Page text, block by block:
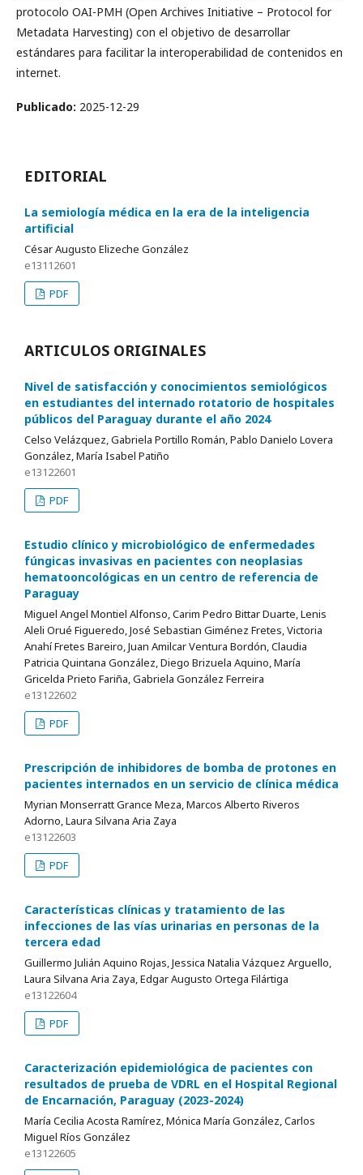
protocolo OAI-PMH (Open Archives Initiative – Protocol for
Metadata Harvesting) con el objetivo de desarrollar
estándares para facilitar la interoperabilidad de contenidos en
internet.
Publicado: 2025-12-29
EDITORIAL
La semiología médica en la era de la inteligencia
artificial
César Augusto Elizeche González
e13112601
PDF
ARTICULOS ORIGINALES
Nivel de satisfacción y conocimientos semiológicos
en estudiantes del internado rotatorio de hospitales
públicos del Paraguay durante el año 2024
Celso Velázquez, Gabriela Portillo Román, Pablo Danielo Lovera
González, María Isabel Patiño
e13122601
PDF
Estudio clínico y microbiológico de enfermedades
fúngicas invasivas en pacientes con neoplasias
hematooncológicas en un centro de referencia de
Paraguay
Miguel Angel Montiel Alfonso, Carim Pedro Bittar Duarte, Lenis
Aleli Orué Figueredo, José Sebastian Giménez Fretes, Victoria
Anahí Fretes Bareiro, Juan Amilcar Ventura Bordón, Claudia
Patricia Quintana González, Diego Brizuela Aquino, María
Gricelda Prieto Fariña, Gabriela González Ferreira
e13122602
PDF
Prescripción de inhibidores de bomba de protones en
pacientes internados en un servicio de clínica médica
Myrian Monserratt Grance Meza, Marcos Alberto Riveros
Adorno, Laura Silvana Aria Zaya
e13122603
PDF
Características clínicas y tratamiento de las
infecciones de las vías urinarias en personas de la
tercera edad
Guillermo Julián Aquino Rojas, Jessica Natalia Vázquez Arguello,
Laura Silvana Aria Zaya, Edgar Augusto Ortega Filártiga
e13122604
PDF
Caracterización epidemiológica de pacientes con
resultados de prueba de VDRL en el Hospital Regional
de Encarnación, Paraguay (2023-2024)
María Cecilia Acosta Ramírez, Mónica María González, Carlos
Miguel Ríos González
e13122605